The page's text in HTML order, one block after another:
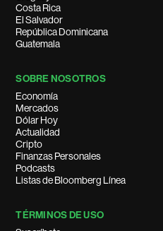
Costa Rica
El Salvador
República Dominicana
Guatemala
SOBRE NOSOTROS
Economía
Mercados
Dólar Hoy
Actualidad
Cripto
Finanzas Personales
Podcasts
Listas de Bloomberg Línea
TÉRMINOS DE USO